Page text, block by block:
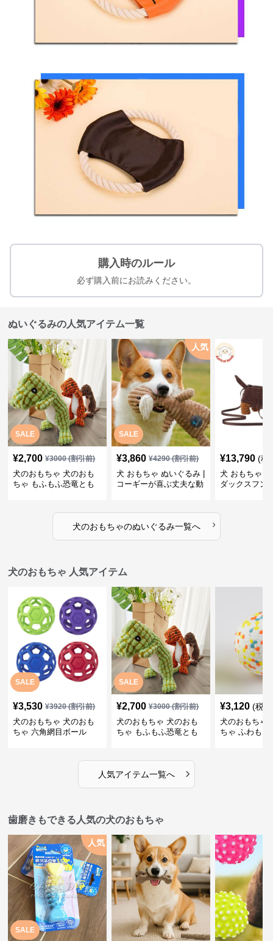
購入時のルール
必ず購入前にお読みください。
ぬいぐるみの人気アイテム一覧
SALE
¥2,700 ¥3000(割引前)
犬のおもちゃ 犬のおも
ちゃ もふもふ恐竜とも
SALE
人気
¥3,860 ¥4290(割引前)
犬 おもちゃ ぬいぐるみ |
コーギーが喜ぶ丈夫な動
¥13,790 (税
犬 おもちゃ
ダックスフン
犬のおもちゃのぬいぐるみ一覧へ ›
犬のおもちゃ 人気アイテム
SALE
¥3,530 ¥3920(割引前)
犬のおもちゃ 犬のおも
ちゃ 六角網目ボール
SALE
¥2,700 ¥3000(割引前)
犬のおもちゃ 犬のおも
ちゃ もふもふ恐竜とも
¥3,120 (税
犬のおもちゃ
ちゃ ふわもこ
人気アイテム一覧へ ›
歯磨きもできる人気の犬のおもちゃ
SALE
人気